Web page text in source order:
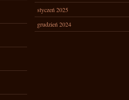
styczeń 2025
grudzień 2024